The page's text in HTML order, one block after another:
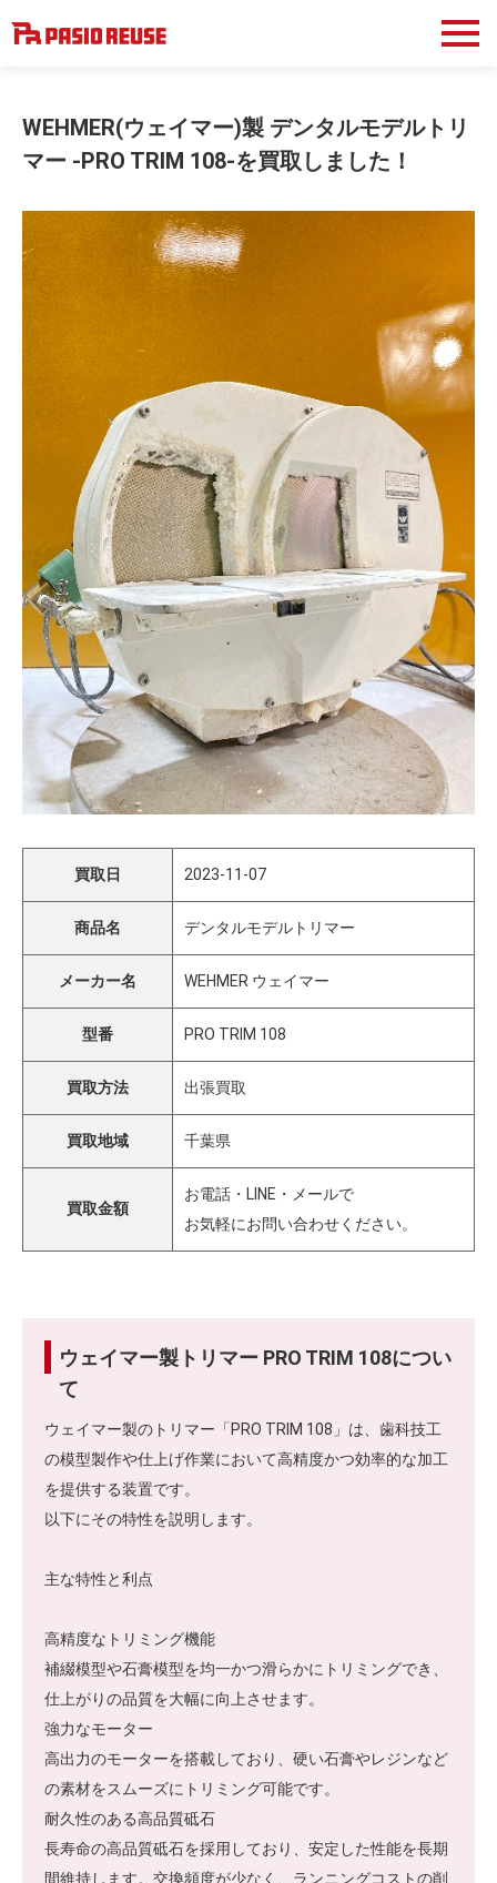
WEHMER(ウェイマー)製 デンタルモデルトリ
マー -PRO TRIM 108-を買取しました！
買取日 2023-11-07
商品名 デンタルモデルトリマー
メーカー名 WEHMER ウェイマー
型番 PRO TRIM 108
買取方法 出張買取
買取地域 千葉県
買取金額
お電話・LINE・メールで
お気軽にお問い合わせください。
ウェイマー製トリマー PRO TRIM 108につい
て
ウェイマー製のトリマー「PRO TRIM 108」は、歯科技工
の模型製作や仕上げ作業において高精度かつ効率的な加工
を提供する装置です。
以下にその特性を説明します。
主な特性と利点
高精度なトリミング機能
補綴模型や石膏模型を均一かつ滑らかにトリミングでき、
仕上がりの品質を大幅に向上させます。
強力なモーター
高出力のモーターを搭載しており、硬い石膏やレジンなど
の素材をスムーズにトリミング可能です。
耐久性のある高品質砥石
長寿命の高品質砥石を採用しており、安定した性能を長期
間維持します。交換頻度が少なく、ランニングコストの削